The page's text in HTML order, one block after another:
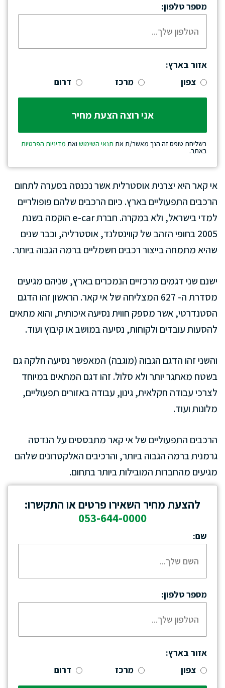
מספר טלפון:
אזור בארץ:
צפון
מרכז דרום
בשליחת טופס זה הנך מאשר/ת את תנאי השימוש ואת מדיניות הפרטיות
באתר.
אי קאר היא יצרנית אוסטרלית אשר נכנסה בסערה לתחום
הרכבים התפעוליים בארץ. כיום הרכבים שלהם פופולריים
למדי בישראל, ולא במקרה. חברת e-car הוקמה בשנת
2005 בחופי הזהב של קווינסלנד, אוסטרליה, וכבר שנים
שהיא מתמחה בייצור רכבים חשמליים ברמה הגבוה ביותר.
ישנם שני דגמים מרכזיים הנמכרים בארץ, שניהם מגיעים
מסדרת ה- 627 המצליחה של אי קאר. הראשון זהו הדגם
הסטנדרטי, אשר מספק חווית נסיעה איכותית, והוא מתאים
להסעות עובדים ולקוחות, נסיעה במושב או קיבוץ ועוד.
והשני זהו הדגם הגבוה (מוגבה) המאפשר נסיעה חלקה גם
בשטח מאתגר יותר ולא סלול. זהו דגם המתאים במיוחד
לצרכי עבודה חקלאית, גינון, עבודה באזורים תפעוליים,
מלונות ועוד.
הרכבים התפעוליים של אי קאר מתבססים על הנדסה
גרמנית ברמה הגבוה ביותר, והרכיבים האלקטרונים שלהם
מגיעים מהחברות המובילות ביותר בתחום.
להצעת מחיר השאירו פרטים או התקשרו:
053-644-0000
שם:
מספר טלפון:
אזור בארץ:
צפון
מרכז דרום